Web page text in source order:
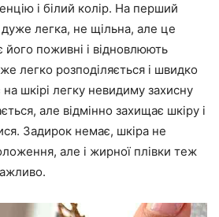
і білий колір. На перший
легка, не щільна, але це
поживні і відновлюють
легко розподіляється і швидко
шкірі легку невидиму захисну
але відмінно захищає шкіру і
Задирок немає, шкіра не
але і жирної плівки теж